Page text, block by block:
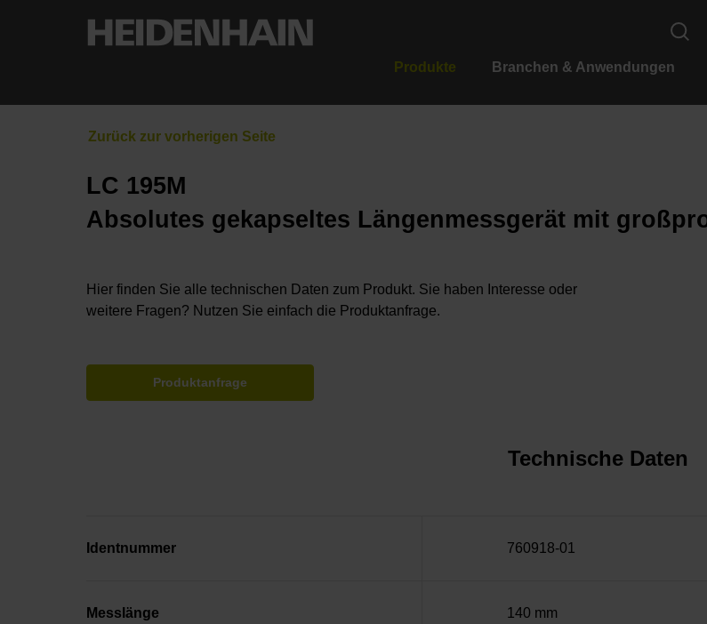
Produkte Branchen & Anwendungen
LC 195M
Absolutes gekapseltes Längenmessgerät mit
Hier finden Sie alle technischen Daten zum Produkt. Sie haben Interesse oder
weitere Fragen? Nutzen Sie einfach die Produktanfrage.
Produktanfrage
Technische Daten
Identnummer 760918-01
Messlänge 140 mm